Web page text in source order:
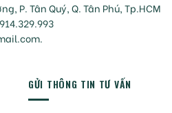
P. Tân Quý, Q. Tân Phú, Tp.HCM
GỬI THÔNG TIN TƯ VẤN